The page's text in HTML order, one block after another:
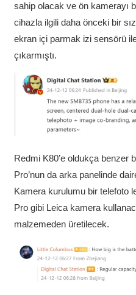
sahip olacak ve ön kamerayı
cihazla ilgili daha önceki bir
ekran içi parmak izi sensörü ile
çıkarmıştı.
Redmi K80’e oldukça benzer
Pro’nun da arka panelinde
Kamera kurulumu bir telefoto
Pro gibi Leica kamera
malzemeden üretilecek.